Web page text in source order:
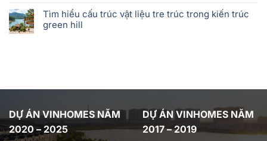
Tìm hiểu cấu trúc vật liệu tre trúc trong kiến trúc
green hill
DỰ ÁN VINHOMES NĂM
2020 – 2025
DỰ ÁN VINHOMES NĂM
2017 – 2019